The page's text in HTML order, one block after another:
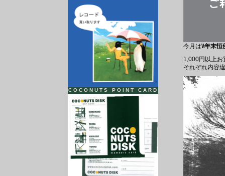
今月は\\年末恒
1,000円以上お
それぞれ内容
COCONUTS POINT CARD